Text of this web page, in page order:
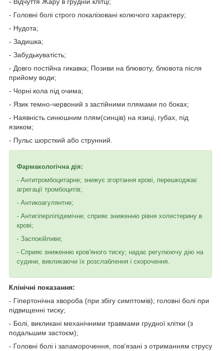
- Головні болі строго локалізовані колючого характеру;
- Нудота;
- Задишка;
- Забудькуватість;
- Довго постійна гикавка; Позиви на блювоту, блювота після
прийому води;
- Чорні кола під очима;
- Язик темно-червоний з застійними плямами по боках;
- Наявність синюшним плям(синців) на язиці, губах, під
язиком;
- Пульс шорсткий або струнний.
Фармакологічна дія:
- Антитромбоцитарне; знижує згортання крові, перешкоджає
агрегації тромбоцитів;
- Антикоагулянтне;
- Антигіперліпідемічне; сприяє зниженню рівня холестерину в
крові;
- Заспокійливе;
- Сприяє зниженню кров'яного тиску; надає регулюючу дію на
судини, викликаючи їх розслаблення і скорочення.
Клінічні показання:
- Гіпертонічна хвороба (при збігу симптомів); головні болі при
підвищенні тиску;
- Болі, викликані механічними травмами грудної клітки (з
подальшим застоєм);
- Головні болі і запаморочення, пов'язані з отриманням струсу